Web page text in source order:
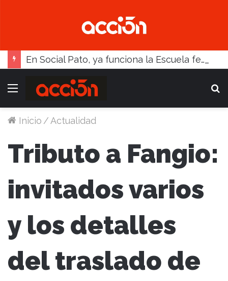
En Social Pato, ya funciona la Escuela femenina de paleta
Menú
Inicio /Actualidad
Tributo a Fangio:
invitados varios
y los detalles
del traslado de